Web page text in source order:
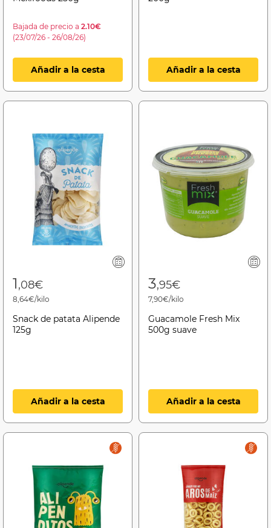
Bajada de precio a 2.10€
(23/07/26 - 26/08/26)
Añadir a la cesta Añadir a la cesta
1,08€
8,64€/kilo
Snack de patata Alipende
125g
Añadir a la cesta
3,95€
7,90€/kilo
Guacamole Fresh Mix
500g suave
Añadir a la cesta